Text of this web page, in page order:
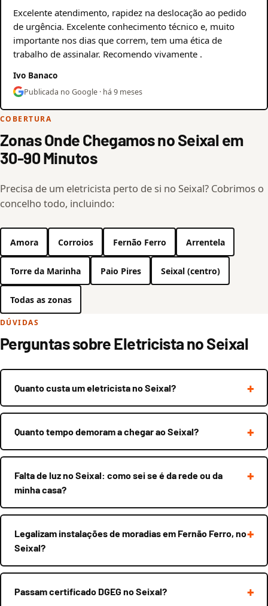
Excelente atendimento, rapidez na deslocação ao pedido
de urgência. Excelente conhecimento técnico e, muito
importante nos dias que correm, tem uma ética de
trabalho de assinalar. Recomendo vivamente .
Ivo Banaco
Publicada no Google · há 9 meses
COBERTURA
Zonas Onde Chegamos no Seixal em
30-90 Minutos
Precisa de um eletricista perto de si no Seixal? Cobrimos o
concelho todo, incluindo:
Amora Corroios Fernão Ferro Arrentela
Torre da Marinha Paio Pires Seixal (centro)
Todas as zonas
DÚVIDAS
Perguntas sobre Eletricista no Seixal
Quanto custa um eletricista no Seixal?
Quanto tempo demoram a chegar ao Seixal?
Falta de luz no Seixal: como sei se é da rede ou da
minha casa?
Legalizam instalações de moradias em Fernão Ferro, no
Seixal?
Passam certificado DGEG no Seixal?